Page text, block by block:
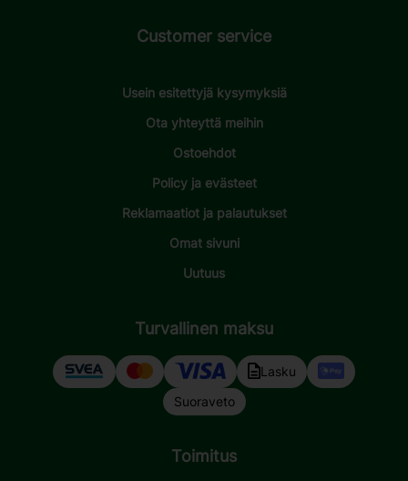
Customer service
Usein esitettyjä kysymyksiä
Ota yhteyttä meihin
Ostoehdot
Policy ja evästeet
Reklamaatiot ja palautukset
Omat sivuni
Uutuus
Turvallinen maksu
Lasku
Suoraveto
Toimitus